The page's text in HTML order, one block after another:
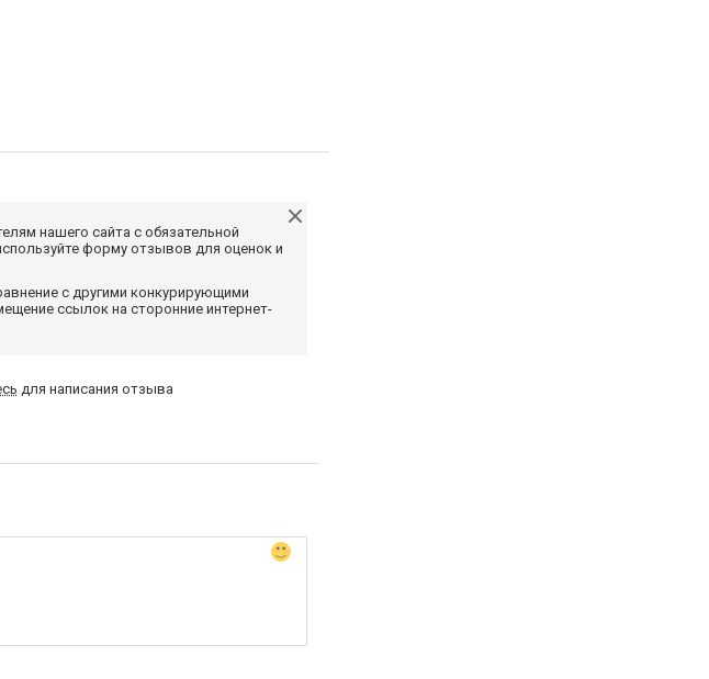
нашего сайта с обязательной
форму отзывов для оценок и
с другими конкурирующими
ссылок на сторонние интернет-
для написания отзыва